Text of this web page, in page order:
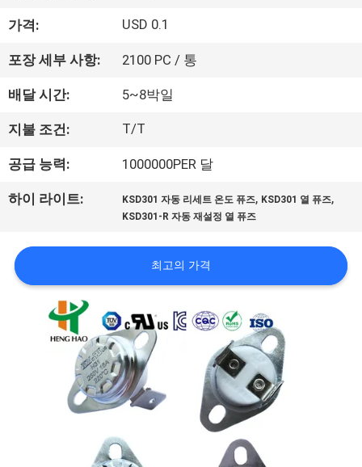
회
사
소
개
장
투
어
가격: USD 0.1
포장 세부 사항: 2100 PC / 통
배달 시간: 5~8박일
지불 조건: T/T
공급 능력: 1000000PER 달
하이 라이트: KSD301 자동 리세트 온도 퓨즈, KSD301 열 퓨즈,
KSD301-R 자동 재설정 열 퓨즈
최고의 가격